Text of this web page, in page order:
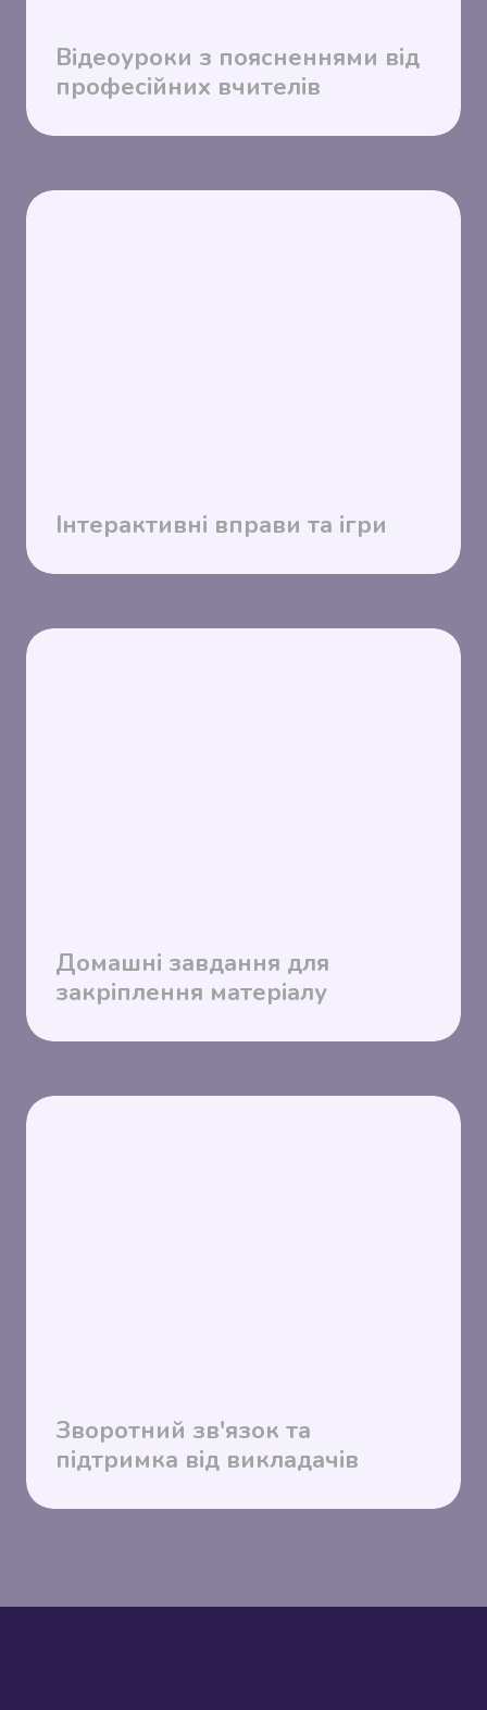
Відеоуроки з поясненнями від
професійних вчителів
Інтерактивні вправи та ігри
Домашні завдання для
закріплення матеріалу
Зворотний зв'язок та
підтримка від викладачів